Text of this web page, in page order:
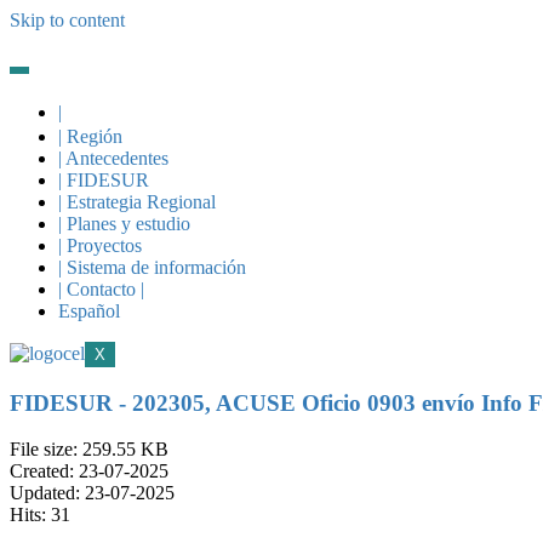
Skip to content
|
| Región
| Antecedentes
| FIDESUR
| Estrategia Regional
| Planes y estudio
| Proyectos
| Sistema de información
| Contacto |
Español
X
FIDESUR - 202305, ACUSE Oficio 0903 envío Info
File size: 259.55 KB
Created: 23-07-2025
Updated: 23-07-2025
Hits: 31